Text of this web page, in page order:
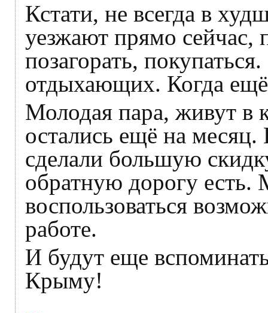
Кстати, не всегда в
уезжают прямо сейчас,
позагорать,
отдыхающих. Когда ещё
Молодая пара, живут в
остались ещё на
сделали большую
обратную дорогу
воспользоваться
работе.
И будут еще
Крыму!